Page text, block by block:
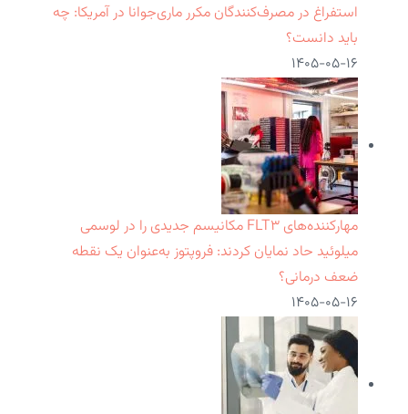
استفراغ در مصرف‌کنندگان مکرر ماری‌جوانا در آمریکا: چه
باید دانست؟
۱۴۰۵-۰۵-۱۶
مهارکننده‌های FLT۳ مکانیسم جدیدی را در لوسمی
میلوئید حاد نمایان کردند: فروپتوز به‌عنوان یک نقطه
ضعف درمانی؟
۱۴۰۵-۰۵-۱۶